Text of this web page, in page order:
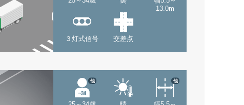
13.0m
３灯式信号 交差点
他 他